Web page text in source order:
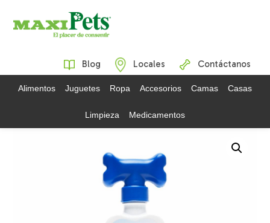
Blog Locales Contáctanos
Alimentos Juguetes Ropa Accesorios Camas Casas
Limpieza Medicamentos